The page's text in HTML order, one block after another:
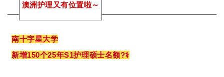
澳洲护理又有位置啦～
南十字星大学
新增150个25年S1护理硕士名额?‍⚕️